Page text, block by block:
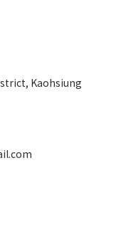
Kaohsiung